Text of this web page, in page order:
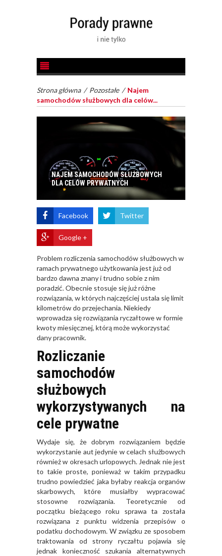
Strona główna / Pozostałe / Najem
samochodów służbowych dla celów...
NAJEM SAMOCHODÓW SŁUŻBOWYCH
DLA CELÓW PRYWATNYCH
Facebook Twitter
Google +
Problem rozliczenia samochodów służbowych w
ramach prywatnego użytkowania jest już od
bardzo dawna znany i trudno sobie z nim
poradzić. Obecnie stosuje się już różne
rozwiązania, w których najczęściej ustala się limit
kilometrów do przejechania. Niekiedy
wprowadza się rozwiązania ryczałtowe w formie
kwoty miesięcznej, którą może wykorzystać
dany pracownik.
Rozliczanie
samochodów
służbowych
wykorzystywanych na
cele prywatne
Wydaje się, że dobrym rozwiązaniem będzie
wykorzystanie aut jedynie w celach służbowych
również w okresach urlopowych. Jednak nie jest
to takie proste, ponieważ w takim przypadku
trudno powiedzieć jaka byłaby reakcja organów
skarbowych, które musiałby wypracować
stosowne rozwiązania. Teoretycznie od
początku bieżącego roku sprawa ta została
rozwiązana z punktu widzenia przepisów o
podatku dochodowym. W związku ze sposobem
traktowania od strony ryczałtu pojawia się
jednak konieczność szukania alternatywnych